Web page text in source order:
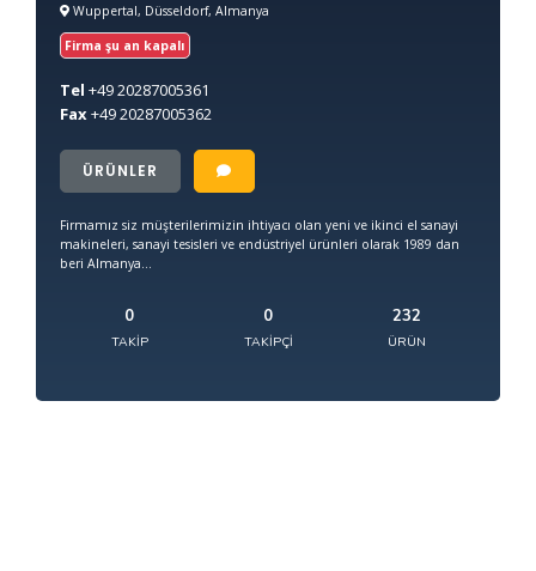
Wuppertal, Düsseldorf, Almanya
Firma şu an kapalı
Tel +4920287005361
Fax+4920287005362
ÜRÜNLER
Firmamız siz müşterilerimizin ihtiyacı olan yeni ve ikinci el sanayi
makineleri, sanayi tesisleri ve endüstriyel ürünleri olarak 1989 dan
beri Almanya...
0
TAKIP
0
TAKIPÇI
232
ÜRÜN